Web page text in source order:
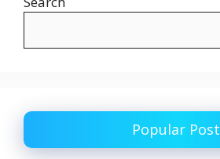
Popular Post